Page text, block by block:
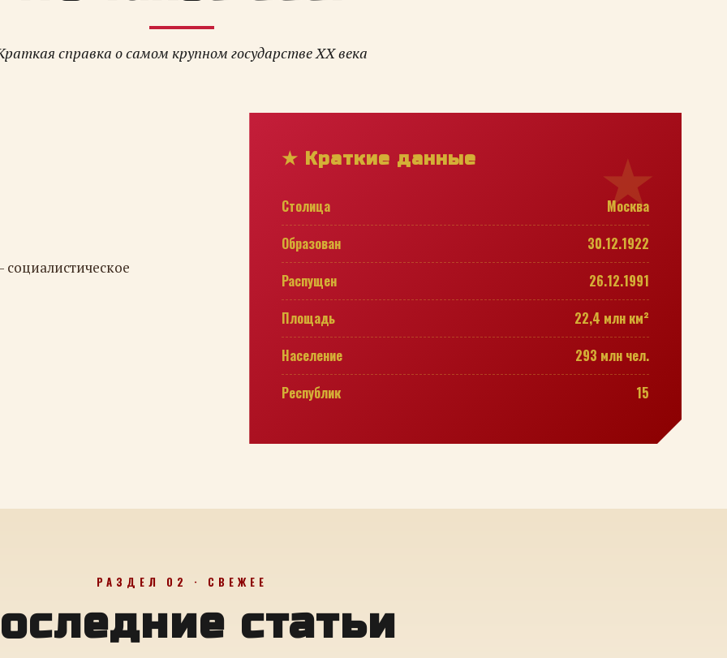
справка о самом крупном государстве XX века
★ Краткие данные
Столица
Москва
Образован
30.12.1922
Распущен
26.12.1991
Площадь
22,4 млн км²
Население
293 млн чел.
Республик
15
РАЗДЕЛ 02 · СВЕЖЕЕ
статьи